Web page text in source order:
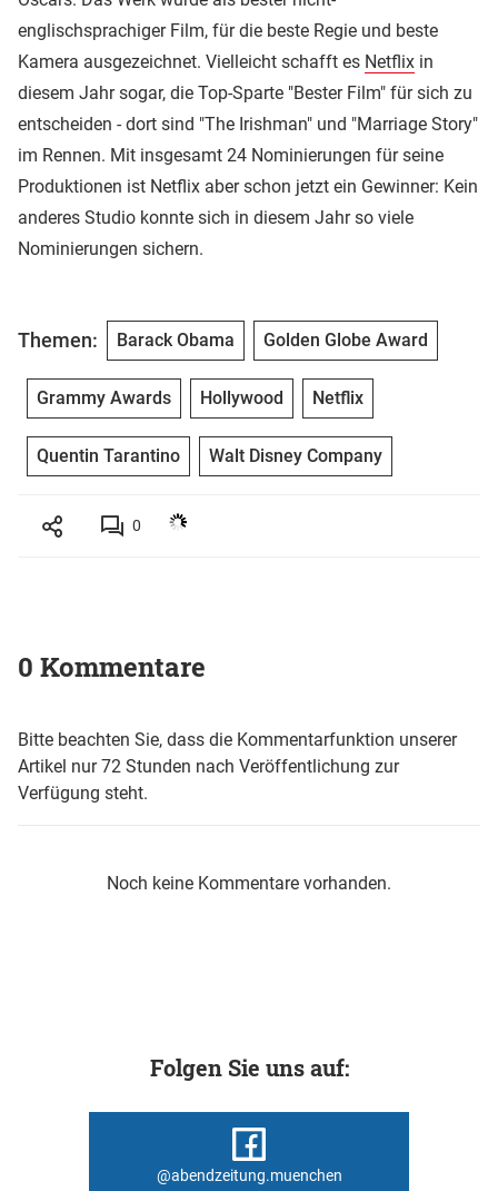
englischsprachiger Film, für die beste Regie und beste
Kamera ausgezeichnet. Vielleicht schafft es Netflix in
diesem Jahr sogar, die Top-Sparte "Bester Film" für sich zu
entscheiden - dort sind "The Irishman" und "Marriage Story"
im Rennen. Mit insgesamt 24 Nominierungen für seine
Produktionen ist Netflix aber schon jetzt ein Gewinner: Kein
anderes Studio konnte sich in diesem Jahr so viele
Nominierungen sichern.
Themen: Barack Obama Golden Globe Award
Grammy Awards Hollywood Netflix
Quentin Tarantino Walt Disney Company
0
0 Kommentare
Bitte beachten Sie, dass die Kommentarfunktion unserer
Artikel nur 72 Stunden nach Veröffentlichung zur
Verfügung steht.
Noch keine Kommentare vorhanden.
Folgen Sie uns auf:
@abendzeitung.muenchen